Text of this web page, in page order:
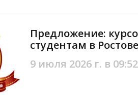
Предложение:
студентам в
9 июля 2026 г. в 09:52